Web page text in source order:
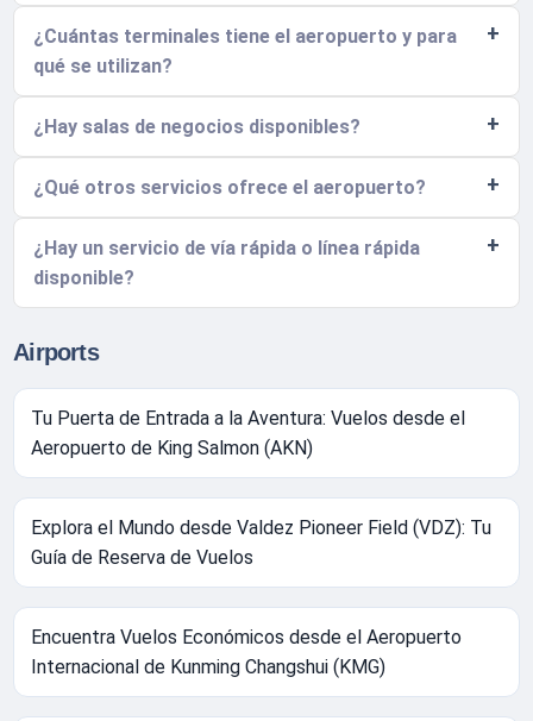
¿Cuántas terminales tiene el aeropuerto y para
qué se utilizan?
¿Hay salas de negocios disponibles?
¿Qué otros servicios ofrece el aeropuerto?
¿Hay un servicio de vía rápida o línea rápida
disponible?
Airports
Tu Puerta de Entrada a la Aventura: Vuelos desde el
Aeropuerto de King Salmon (AKN)
Explora el Mundo desde Valdez Pioneer Field (VDZ): Tu
Guía de Reserva de Vuelos
Encuentra Vuelos Económicos desde el Aeropuerto
Internacional de Kunming Changshui (KMG)